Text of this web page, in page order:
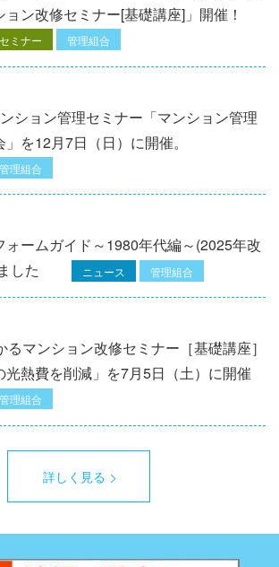
ン改修セミナー[基礎講座]」開催！
セミナー 管理組合
ション管理セミナー「マンション管理
を12⽉7⽇（⽇）に開催。
管理組合
ォームガイド～1980年代編～(2025年改
した
ニュース 管理組合
マンション改修セミナー［基礎講座］
光熱費を削減」を7月5日（土）に開催
管理組合
詳しく見る